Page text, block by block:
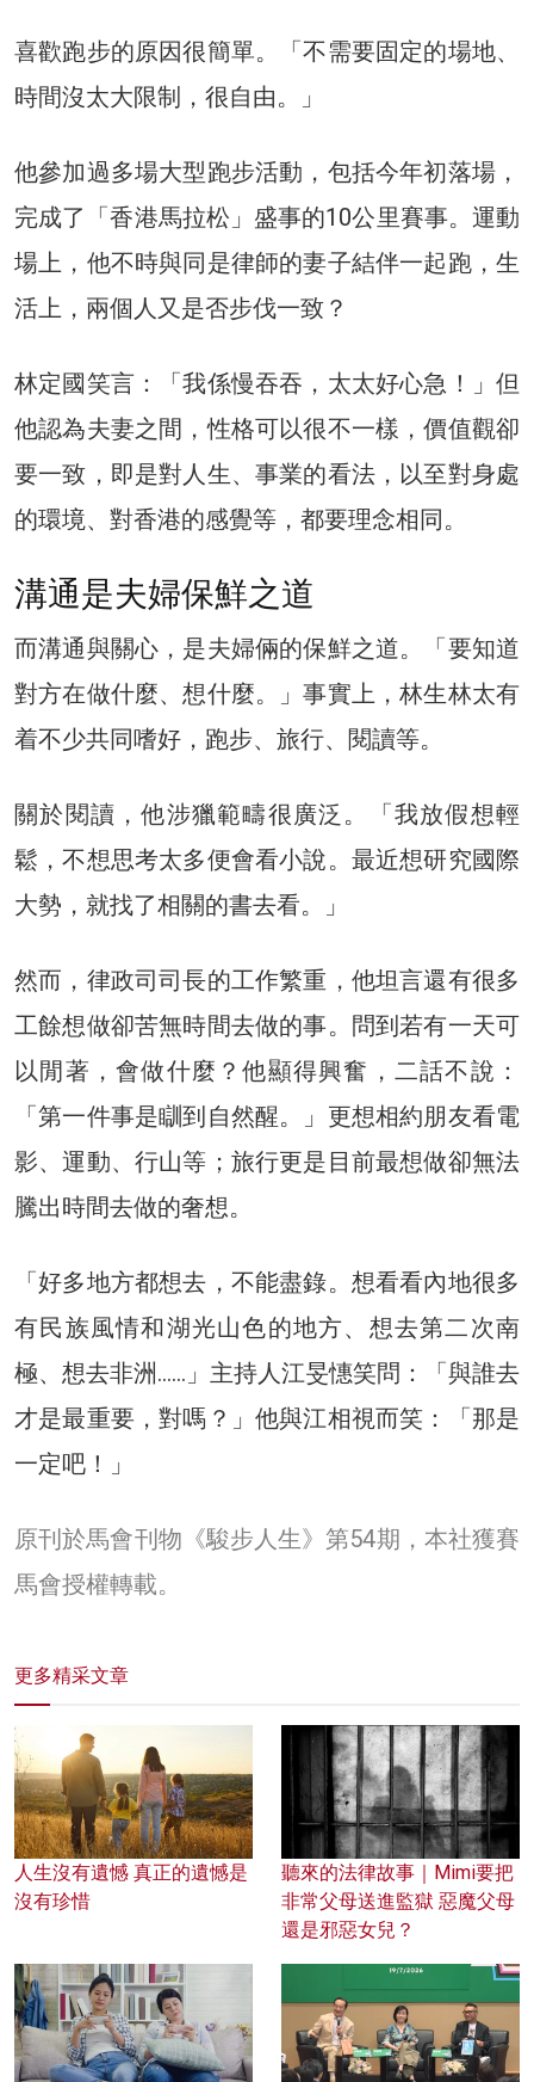
喜歡跑步的原因很簡單。「不需要固定的場地、
時間沒太大限制，很自由。」
他參加過多場大型跑步活動，包括今年初落場，
完成了「香港馬拉松」盛事的10公里賽事。運動
場上，他不時與同是律師的妻子結伴一起跑，生
活上，兩個人又是否步伐一致？
林定國笑言：「我係慢吞吞，太太好心急！」但
他認為夫妻之間，性格可以很不一樣，價值觀卻
要一致，即是對人生、事業的看法，以至對身處
的環境、對香港的感覺等，都要理念相同。
溝通是夫婦保鮮之道
而溝通與關心，是夫婦倆的保鮮之道。「要知道
對方在做什麼、想什麼。」事實上，林生林太有
着不少共同嗜好，跑步、旅行、閱讀等。
關於閱讀，他涉獵範疇很廣泛。「我放假想輕
鬆，不想思考太多便會看小說。最近想研究國際
大勢，就找了相關的書去看。」
然而，律政司司長的工作繁重，他坦言還有很多
工餘想做卻苦無時間去做的事。問到若有一天可
以閒著，會做什麼？他顯得興奮，二話不說：
「第一件事是瞓到自然醒。」更想相約朋友看電
影、運動、行山等；旅行更是目前最想做卻無法
騰出時間去做的奢想。
「好多地方都想去，不能盡錄。想看看內地很多
有民族風情和湖光山色的地方、想去第二次南
極、想去非洲……」主持人江旻憓笑問：「與誰去
才是最重要，對嗎？」他與江相視而笑：「那是
一定吧！」
原刊於馬會刊物《駿步人生》第54期，本社獲賽
馬會授權轉載。
更多精采文章
人生沒有遺憾 真正的遺憾是
沒有珍惜
聽來的法律故事｜Mimi要把
非常父母送進監獄 惡魔父母
還是邪惡女兒？